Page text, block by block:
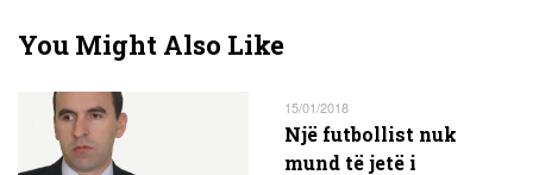
You Might Also Like
15/01/2018
Një futbollist nuk
mund të jetë i